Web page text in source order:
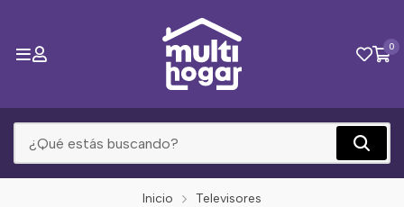
0
Inicio Televisores